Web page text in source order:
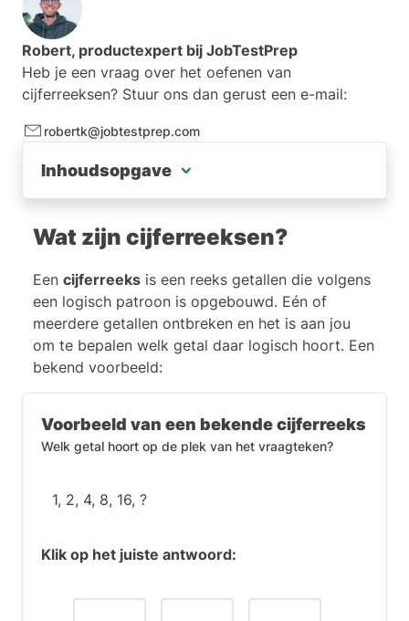
Robert, productexpert bij JobTestPrep
Heb je een vraag over het oefenen van
cijferreeksen? Stuur ons dan gerust een e-mail:
robertk@jobtestprep.com
Inhoudsopgave
Wat zijn cijferreeksen?
Hoe los je cijferreeksen op?
Gratis cijferreeksen oefenen met 3 oefentests
Veelgestelde vragen over cijferreeksen
Wat zijn cijferreeksen?
Een cijferreeks is een reeks getallen die volgens
een logisch patroon is opgebouwd. Eén of
meerdere getallen ontbreken en het is aan jou
om te bepalen welk getal daar logisch hoort. Een
bekend voorbeeld:
Voorbeeld van een bekende cijferreeks
Welk getal hoort op de plek van het vraagteken?
1, 2, 4, 8, 16, ?
Klik op het juiste antwoord: